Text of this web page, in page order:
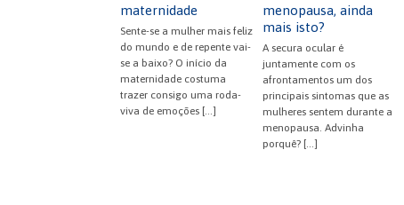
maternidade
Sente-se a mulher mais feliz
do mundo e de repente vai-
se a baixo? O início da
maternidade costuma
trazer consigo uma roda-
viva de emoções […]
menopausa, ainda
mais isto?
A secura ocular é
juntamente com os
afrontamentos um dos
principais sintomas que as
mulheres sentem durante a
menopausa. Advinha
porquê? […]